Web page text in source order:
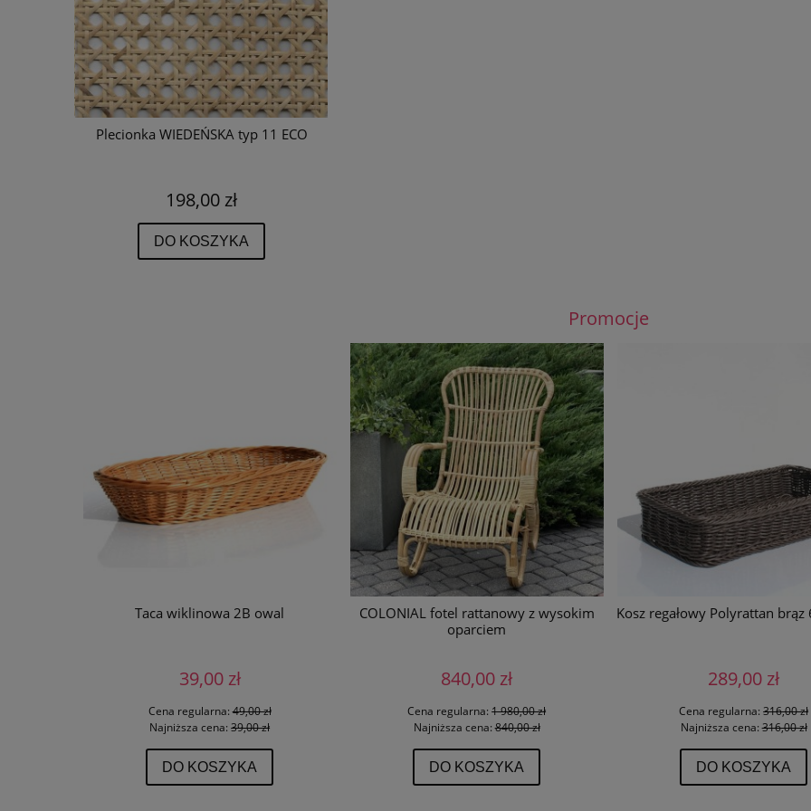
Plecionka WIEDEŃSKA typ 11 ECO
198,00 zł
DO KOSZYKA
Promocje
Taca wiklinowa 2B owal
39,00 zł
Cena regularna:49,00 zł
Najniższa cena: 39,00 zł
DO KOSZYKA
COLONIAL fotel rattanowy z wysokim
oparciem
840,00 zł
Cena regularna: 1 980,00 zł
Najniższa cena:840,00 zł
DO KOSZYKA
Kosz regałowy Polyrattan brąz
289,00 zł
Cena regularna: 316,00 zł
Najniższa cena:316,00 zł
DO KOSZYKA